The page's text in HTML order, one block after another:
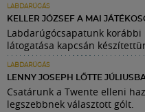
LABDARÚGÁS
KELLER JÓZSEF A MAI
Labdarúgócsapatunk
látogatása kapcsán
LABDARÚGÁS
LENNY JOSEPH LŐTTE
Csatárunk a Twente elleni
legszebbnek választott gólt.